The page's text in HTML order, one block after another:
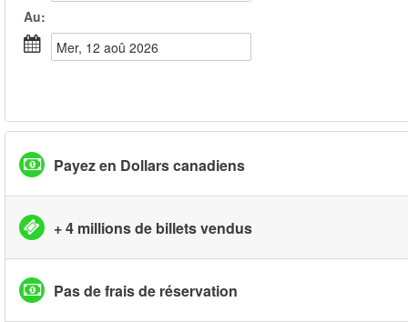
Au:
mer, 12 aoû 2026
Payez en Dollars canadiens
+ 4 millions de billets vendus
Pas de frais de réservation